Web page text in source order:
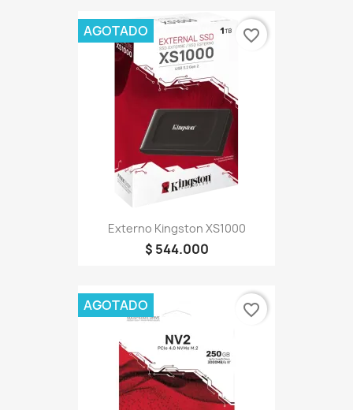
Externo Kingston XS1000
$ 544.000
AGOTADO favorite_border
AGOTADO favorite_border